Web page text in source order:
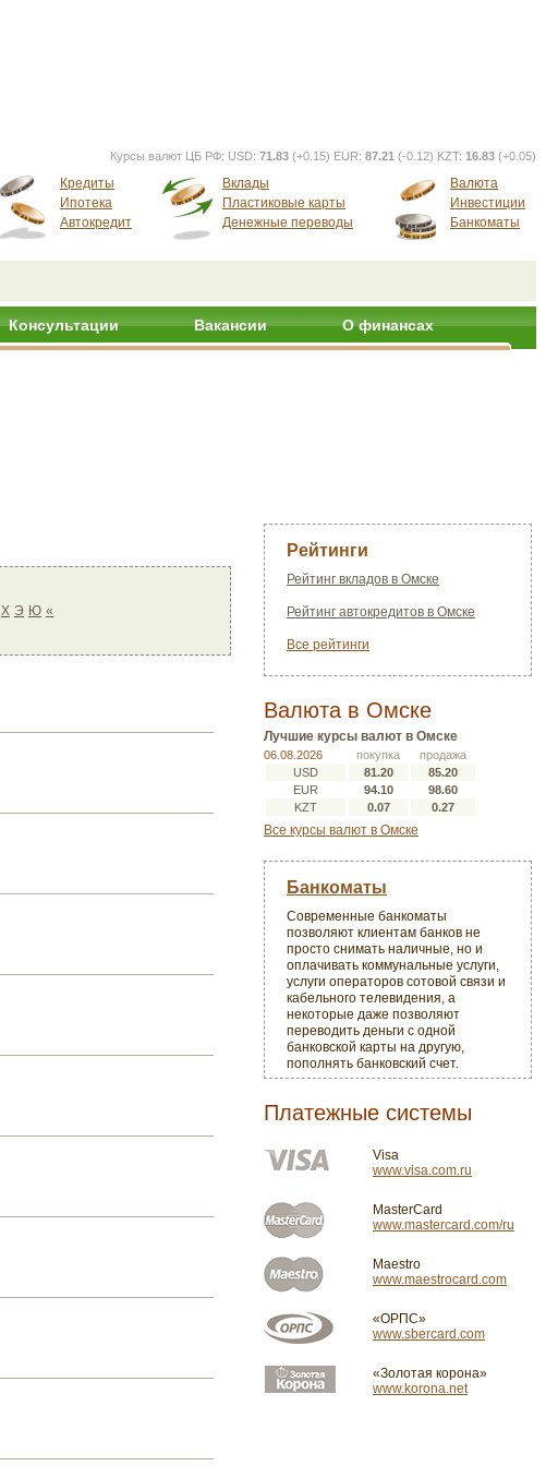
Курсы валют ЦБ РФ: USD: 71.83 (+0.15) EUR: 87.21 (-0.12) KZT: 16.83 (+0.05)
Кредиты
Ипотека
Автокредит
Вклады
Пластиковые карты
Денежные переводы
Валюта
Инвестиции
Банкоматы
Консультации Вакансии О финансах
Х Э Ю «
Рейтинги
Рейтинг вкладов в Омске
Рейтинг автокредитов в Омске
Все рейтинги
Валюта в Омске
Лучшие курсы валют в Омске
06.08.2026 покупка
продажа
USD
81.20
85.20
EUR
94.10
98.60
KZT
0.07 0.27
Все курсы валют в Омске
Банкоматы
Современные банкоматы
позволяют клиентам банков не
просто снимать наличные, но и
оплачивать коммунальные услуги,
услуги операторов сотовой связи и
кабельного телевидения, а
некоторые даже позволяют
переводить деньги с одной
банковской карты на другую,
пополнять банковский счет.
Платежные системы
Visa
www.visa.com.ru
MasterCard
www.mastercard.com/ru
Maestro
www.maestrocard.com
«ОРПС»
www.sbercard.com
«Золотая корона»
www.korona.net